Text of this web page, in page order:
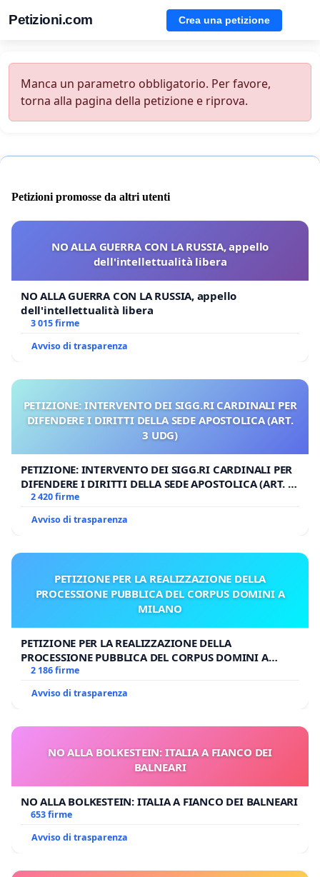
Petizioni.com Crea una petizione
Manca un parametro obbligatorio. Per favore,
torna alla pagina della petizione e riprova.
Petizioni promosse da altri utenti
NO ALLA GUERRA CON LA RUSSIA, appello
dell'intellettualità libera
NO ALLA GUERRA CON LA RUSSIA, appello
dell'intellettualità libera
3 015 firme
Avviso di trasparenza
PETIZIONE: INTERVENTO DEI SIGG.RI CARDINALI PER
DIFENDERE I DIRITTI DELLA SEDE APOSTOLICA (ART.
3 UDG)
PETIZIONE: INTERVENTO DEI SIGG.RI CARDINALI PER
DIFENDERE I DIRITTI DELLA SEDE APOSTOLICA (ART. 3
UDG)
2 420 firme
Avviso di trasparenza
PETIZIONE PER LA REALIZZAZIONE DELLA
PROCESSIONE PUBBLICA DEL CORPUS DOMINI A
MILANO
PETIZIONE PER LA REALIZZAZIONE DELLA
PROCESSIONE PUBBLICA DEL CORPUS DOMINI A
MILANO
2 186 firme
Avviso di trasparenza
NO ALLA BOLKESTEIN: ITALIA A FIANCO DEI
BALNEARI
NO ALLA BOLKESTEIN: ITALIA A FIANCO DEI BALNEARI
653 firme
Avviso di trasparenza